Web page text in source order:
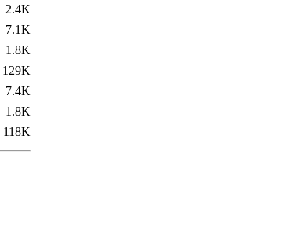
2.4K
7.1K
1.8K
129K
7.4K
1.8K
118K